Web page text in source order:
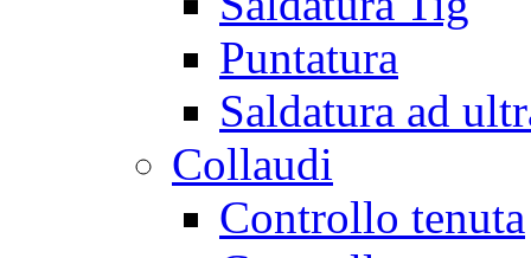
Puntatura
Saldatura ad
Collaudi
Controllo tenuta